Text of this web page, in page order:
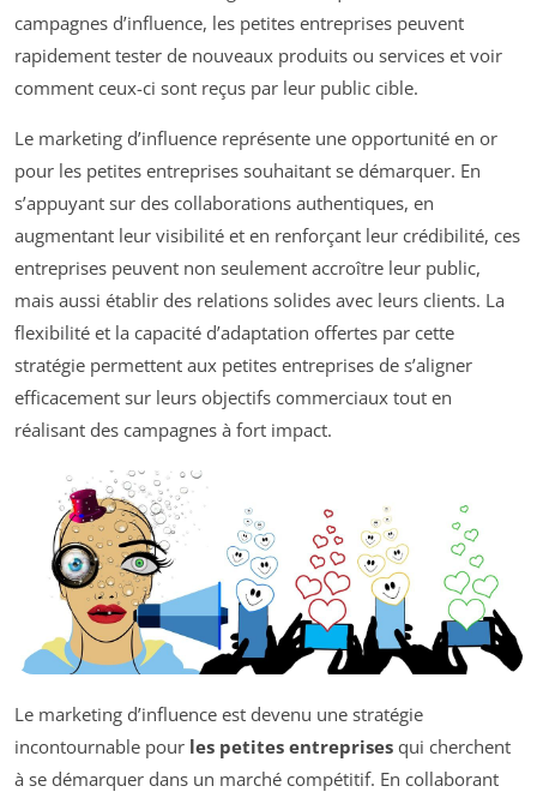
campagnes d’influence, les petites entreprises peuvent
rapidement tester de nouveaux produits ou services et voir
comment ceux-ci sont reçus par leur public cible.
Le marketing d’influence représente une opportunité en or
pour les petites entreprises souhaitant se démarquer. En
s’appuyant sur des collaborations authentiques, en
augmentant leur visibilité et en renforçant leur crédibilité, ces
entreprises peuvent non seulement accroître leur public,
mais aussi établir des relations solides avec leurs clients. La
flexibilité et la capacité d’adaptation offertes par cette
stratégie permettent aux petites entreprises de s’aligner
efficacement sur leurs objectifs commerciaux tout en
réalisant des campagnes à fort impact.
Le marketing d’influence est devenu une stratégie
incontournable pour les petites entreprises qui cherchent
à se démarquer dans un marché compétitif. En collaborant